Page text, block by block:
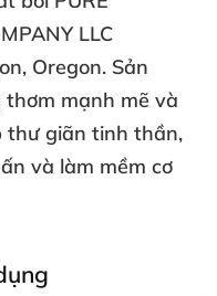
LLC
, Oregon. Sản
thơm mạnh mẽ và
thư giãn tinh thần,
và làm mềm cơ